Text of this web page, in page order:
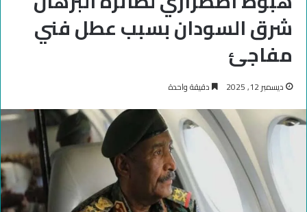
شرق السودان بسبب عطل فني
مفاجئ
ديسمبر 12, 2025 دقيقة واحدة